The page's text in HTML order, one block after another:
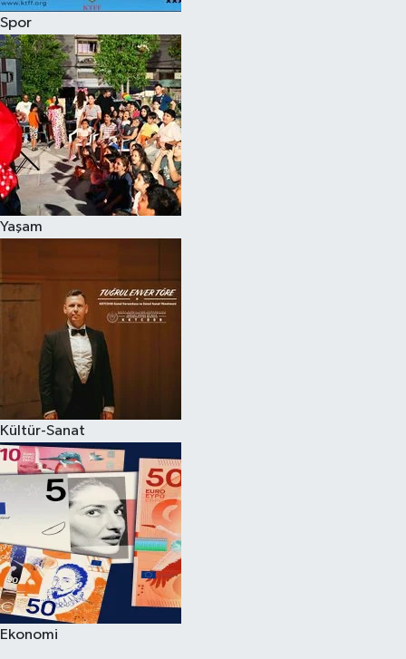
Spor
Yaşam
Kültür-Sanat
Ekonomi